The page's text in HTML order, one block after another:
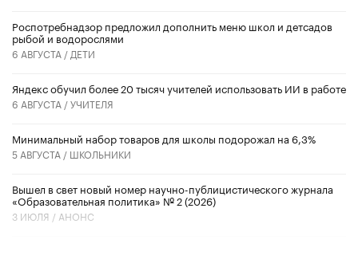
Роспотребнадзор предложил дополнить меню школ и детсадов
рыбой и водорослями
6 АВГУСТА / ДЕТИ
​Яндекс обучил более 20 тысяч учителей использовать ИИ в работе
6 АВГУСТА /УЧИТЕЛЯ
Минимальный набор товаров для школы подорожал на 6,3%
5 АВГУСТА / ШКОЛЬНИКИ
Вышел в свет новый номер научно-публицистического журнала
«Образовательная политика» № 2 (2026)
3 ИЮЛЯ / АНОНС